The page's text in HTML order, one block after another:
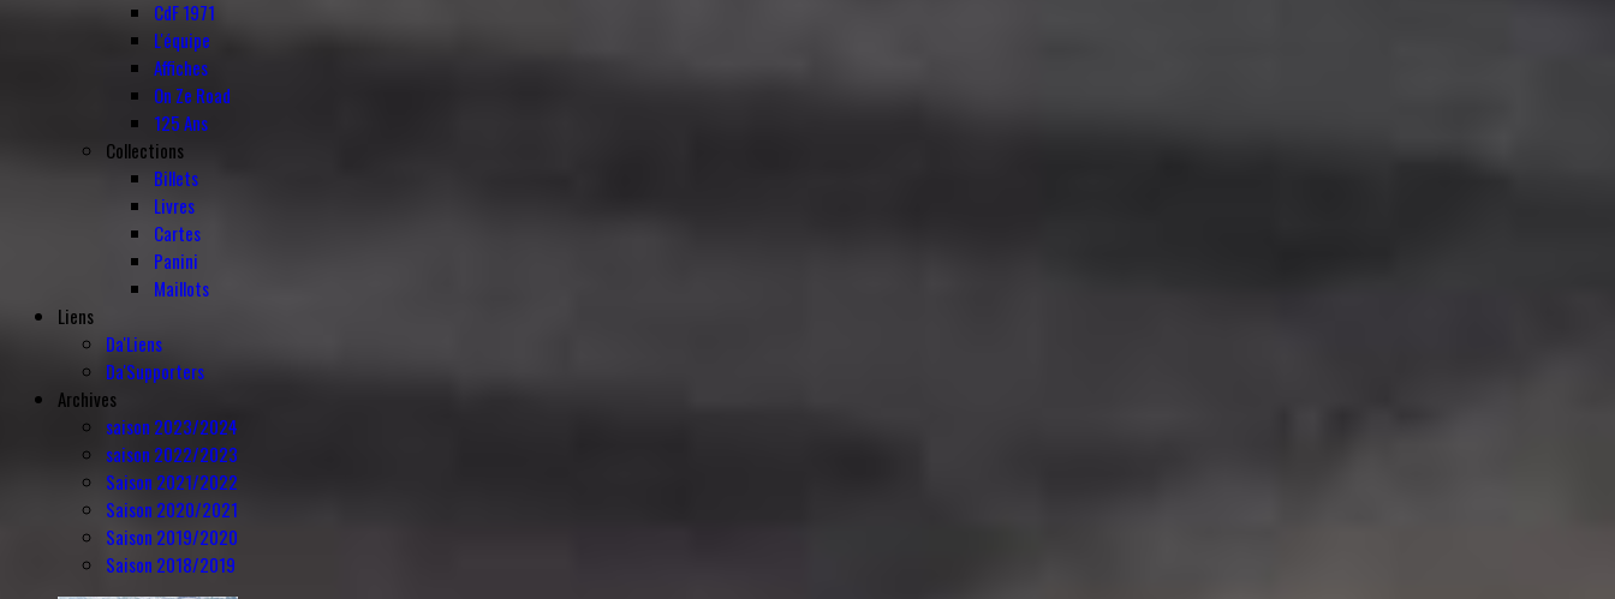
CdF 1971
L'équipe
Affiches
On Ze Road
125 Ans
Collections
Billets
Livres
Cartes
Panini
Maillots
Liens
Da'Liens
Da'Supporters
Archives
saison 2023/2024
saison 2022/2023
Saison 2021/2022
Saison 2020/2021
Saison 2019/2020
Saison 2018/2019